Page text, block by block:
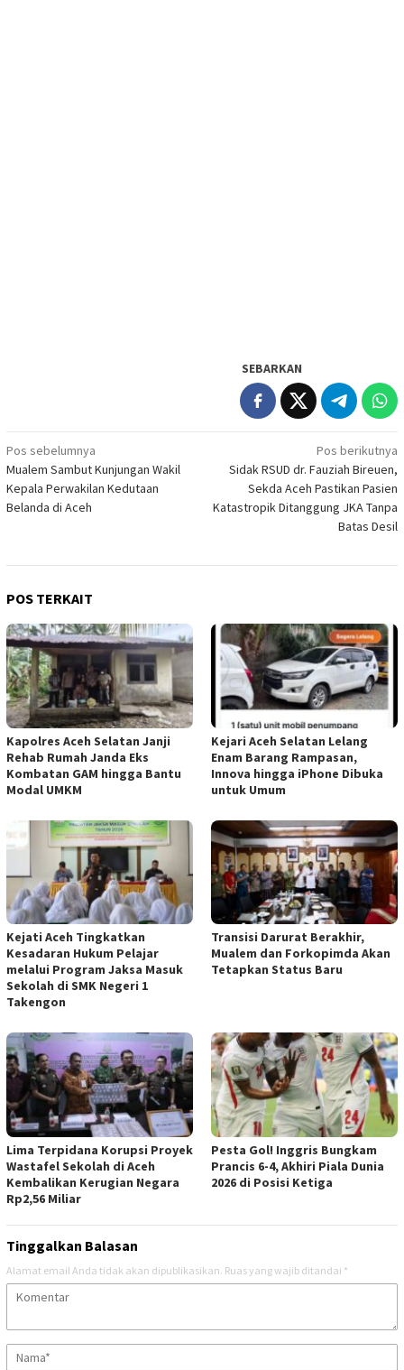
SEBARKAN
Navigasi
pos
Pos sebelumnya
Mualem Sambut Kunjungan Wakil
Kepala Perwakilan Kedutaan
Belanda di Aceh
Pos berikutnya
Sidak RSUD dr. Fauziah Bireuen,
Sekda Aceh Pastikan Pasien
Katastropik Ditanggung JKA Tanpa
Batas Desil
POS TERKAIT
Kapolres Aceh Selatan Janji
Rehab Rumah Janda Eks
Kombatan GAM hingga Bantu
Modal UMKM
Kejari Aceh Selatan Lelang
Enam Barang Rampasan,
Innova hingga iPhone Dibuka
untuk Umum
Kejati Aceh Tingkatkan
Kesadaran Hukum Pelajar
melalui Program Jaksa Masuk
Sekolah di SMK Negeri 1
Takengon
Transisi Darurat Berakhir,
Mualem dan Forkopimda Akan
Tetapkan Status Baru
Lima Terpidana Korupsi Proyek
Wastafel Sekolah di Aceh
Kembalikan Kerugian Negara
Rp2,56 Miliar
Pesta Gol! Inggris Bungkam
Prancis 6-4, Akhiri Piala Dunia
2026 di Posisi Ketiga
Tinggalkan Balasan
Alamat email Anda tidak akan dipublikasikan. Ruas yang wajib ditandai *